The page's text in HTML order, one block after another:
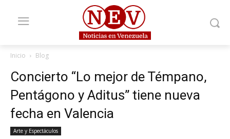
Inicio Blog
Concierto “Lo mejor de Témpano,
Pentágono y Aditus” tiene nueva
fecha en Valencia
Arte y Espectáculos